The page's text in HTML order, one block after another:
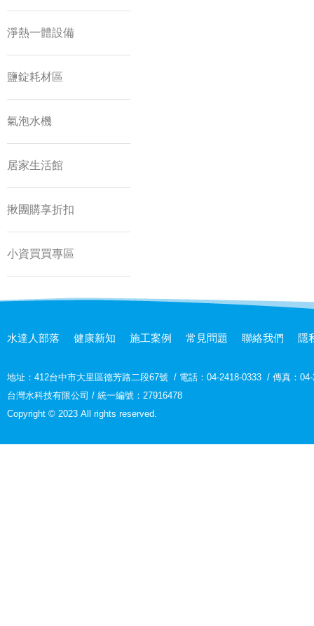
淨熱一體設備
鹽錠耗材區
氣泡水機
居家生活館
揪團購享折扣
小資買買專區
水達人部落 健康新知 施工案例 常見問題 聯絡我們 隱
地址： 412台中市大里區德芳路二段67號 / 電話：04-2418-0333 / 傳真：
台灣水科技有限公司 / 統一編號：27916478
Copyright © 2023 All rights reserved.